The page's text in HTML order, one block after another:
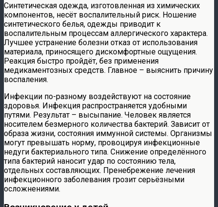
Синтетическая одежда, изготовленная из химических
компонентов, несёт воспалительный риск. Ношение
синтетического белья, одежды приводит к
воспалительным процессам аллергического характера.
Лучшее устранение болезни отказ от использования
материала, приносящего дискомфортные ощущения.
Реакция быстро пройдёт, без применения
медикаментозных средств. Главное – выяснить причину
воспаления.
Инфекции по-разному воздействуют на состояние
здоровья. Инфекция распространяется удобными
путями. Результат – высыпание. Человек является
носителем безмерного количества бактерий. Зависит от
образа жизни, состояния иммунной системы. Организмы
могут превышать норму, провоцируя инфекционные
недуги бактериального типа. Снижение определённого
типа бактерий наносит удар по состоянию тела,
отдельных составляющих. Пренебрежение лечения
инфекционного заболевания грозит серьёзными
осложнениями.